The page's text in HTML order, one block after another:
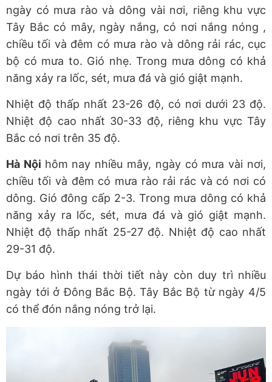
ngày có mưa rào và dông vài nơi, riêng khu vực
Tây Bắc có mây, ngày nắng, có nơi nắng nóng ,
chiều tối và đêm có mưa rào và dông rải rác, cục
bộ có mưa to. Gió nhẹ. Trong mưa dông có khả
năng xảy ra lốc, sét, mưa đá và gió giật mạnh.
Nhiệt độ thấp nhất 23-26 độ, có nơi dưới 23 độ.
Nhiệt độ cao nhất 30-33 độ, riêng khu vực Tây
Bắc có nơi trên 35 độ.
Hà Nội hôm nay nhiều mây, ngày có mưa vài nơi,
chiều tối và đêm có mưa rào rải rác và có nơi có
dông. Gió đông cấp 2-3. Trong mưa dông có khả
năng xảy ra lốc, sét, mưa đá và gió giật mạnh.
Nhiệt độ thấp nhất 25-27 độ. Nhiệt độ cao nhất
29-31 độ.
Dự báo hình thái thời tiết này còn duy trì nhiều
ngày tới ở Đông Bắc Bộ. Tây Bắc Bộ từ ngày 4/5
có thể đón nắng nóng trở lại.